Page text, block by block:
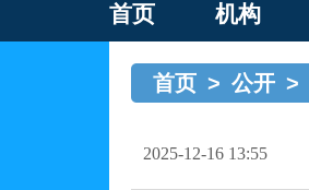
首页 机构
首页 > 公开 >
2025-12-16 13:55